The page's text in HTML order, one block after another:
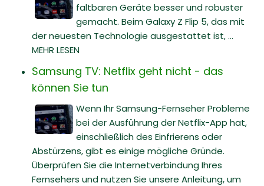
faltbaren Geräte besser und robuster
gemacht. Beim Galaxy Z Flip 5, das mit
der neuesten Technologie ausgestattet ist, ...
MEHR LESEN
Samsung TV: Netflix geht nicht - das
können Sie tun
Wenn Ihr Samsung-Fernseher Probleme
bei der Ausführung der Netflix-App hat,
einschließlich des Einfrierens oder
Abstürzens, gibt es einige mögliche Gründe.
Überprüfen Sie die Internetverbindung Ihres
Fernsehers und nutzen Sie unsere Anleitung, um